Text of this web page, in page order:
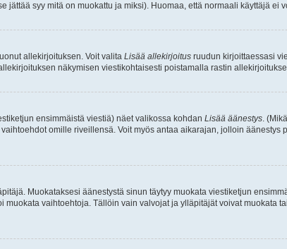
syy mitä on muokattu ja miksi). Huomaa, että normaali käyttäjä ei
allekirjoituksen. Voit valita Lisää allekirjoitus ruudun kirjoittaessasi
näkymisen viestikohtaisesti poistamalla rastin
ensimmäistä viestiä) näet valikossa kohdan Lisää äänestys.
omille riveillensä. Voit myös antaa aikarajan, jolloin äänestys
Muokataksesi äänestystä sinun täytyy muokata viestiketjun
muokata vaihtoehtoja. Tällöin vain valvojat ja ylläpitäjät voivat muokata